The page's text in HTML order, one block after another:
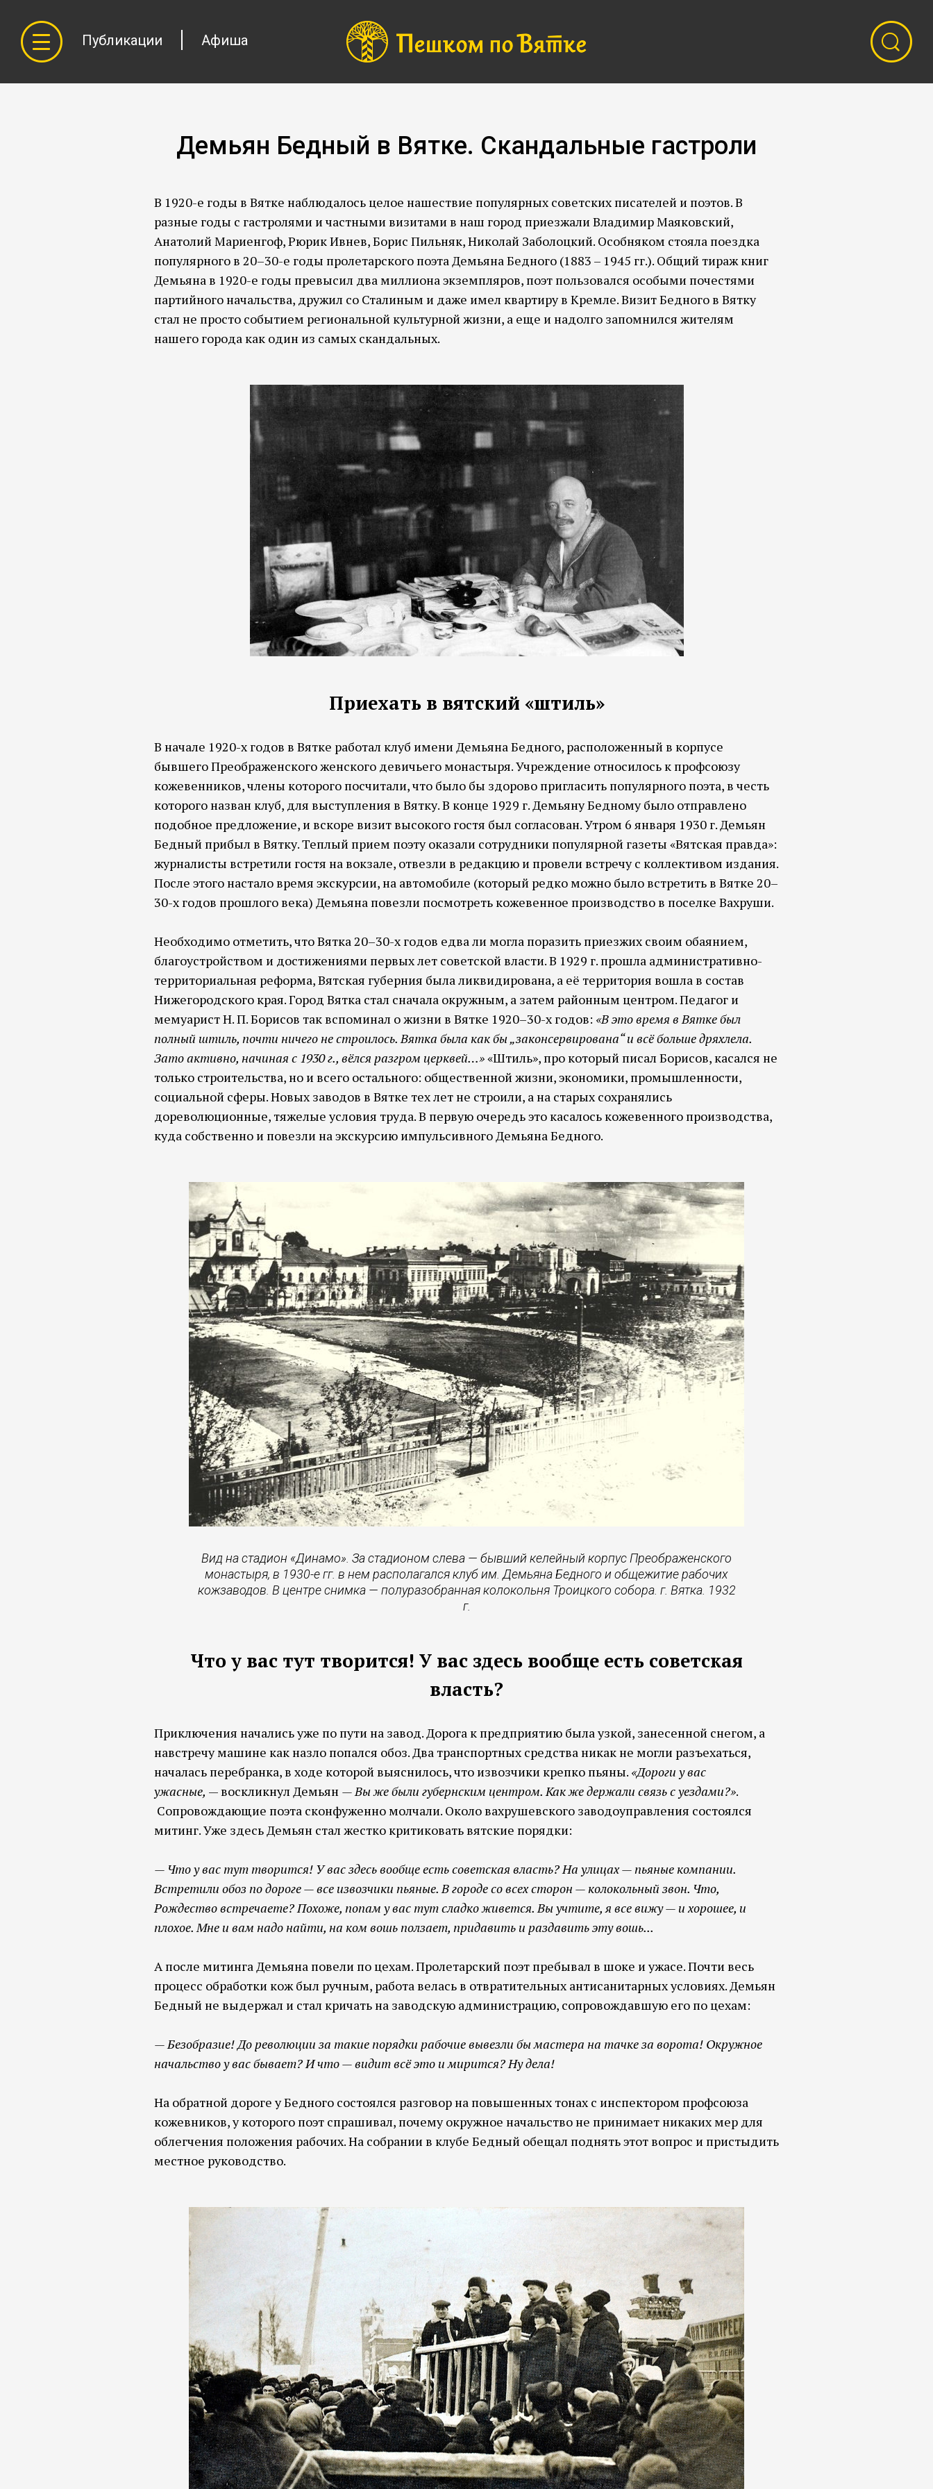
Публикации Афиша
Демьян Бедный в Вятке. Скандальные гастроли
В 1920-е годы в Вятке наблюдалось целое нашествие популярных советских писателей и поэтов. В
разные годы с гастролями и частными визитами в наш город приезжали Владимир Маяковский,
Анатолий Мариенгоф, Рюрик Ивнев, Борис Пильняк, Николай Заболоцкий. Особняком стояла поездка
популярного в 20–30-е годы пролетарского поэта Демьяна Бедного (1883 – 1945 гг.). Общий тираж книг
Демьяна в 1920-е годы превысил два миллиона экземпляров, поэт пользовался особыми почестями
партийного начальства, дружил со Сталиным и даже имел квартиру в Кремле. Визит Бедного в Вятку
стал не просто событием региональной культурной жизни, а еще и надолго запомнился жителям
нашего города как один из самых скандальных.
Приехать в вятский «штиль»
В начале 1920-х годов в Вятке работал клуб имени Демьяна Бедного, расположенный в корпусе
бывшего Преображенского женского девичьего монастыря. Учреждение относилось к профсоюзу
кожевенников, члены которого посчитали, что было бы здорово пригласить популярного поэта, в честь
которого назван клуб, для выступления в Вятку. В конце 1929 г. Демьяну Бедному было отправлено
подобное предложение, и вскоре визит высокого гостя был согласован. Утром 6 января 1930 г. Демьян
Бедный прибыл в Вятку. Теплый прием поэту оказали сотрудники популярной газеты «Вятская правда»:
журналисты встретили гостя на вокзале, отвезли в редакцию и провели встречу с коллективом издания.
После этого настало время экскурсии, на автомобиле (который редко можно было встретить в Вятке 20–
30-х годов прошлого века) Демьяна повезли посмотреть кожевенное производство в поселке Вахруши.
Необходимо отметить, что Вятка 20–30-х годов едва ли могла поразить приезжих своим обаянием,
благоустройством и достижениями первых лет советской власти. В 1929 г. прошла административно-
территориальная реформа, Вятская губерния была ликвидирована, а её территория вошла в состав
Нижегородского края. Город Вятка стал сначала окружным, а затем районным центром. Педагог и
мемуарист Н. П. Борисов так вспоминал о жизни в Вятке 1920–30-х годов: «В это время в Вятке был
полный штиль, почти ничего не строилось. Вятка была как бы „законсервирована“ и всё больше дряхлела.
Зато активно, начиная с 1930 г., вёлся разгром церквей…»«Штиль», про который писал Борисов, касался не
только строительства, но и всего остального: общественной жизни, экономики, промышленности,
социальной сферы. Новых заводов в Вятке тех лет не строили, а на старых сохранялись
дореволюционные, тяжелые условия труда. В первую очередь это касалось кожевенного производства,
куда собственно и повезли на экскурсию импульсивного Демьяна Бедного.
Вид на стадион «Динамо». За стадионом слева — бывший келейный корпус Преображенского
монастыря, в 1930-е гг. в нем располагался клуб им. Демьяна Бедного и общежитие рабочих
кожзаводов. В центре снимка — полуразобранная колокольня Троицкого собора. г. Вятка. 1932
г.
Что у вас тут творится! У вас здесь вообще есть советская
власть?
Приключения начались уже по пути на завод. Дорога к предприятию была узкой, занесенной снегом, а
навстречу машине как назло попался обоз. Два транспортных средства никак не могли разъехаться,
началась перебранка, в ходе которой выяснилось, что извозчики крепко пьяны. «Дороги у вас
ужасные, — воскликнул Демьян — Вы же были губернским центром. Как же держали связь с уездами?».
Сопровождающие поэта сконфуженно молчали. Около вахрушевского заводоуправления состоялся
митинг. Уже здесь Демьян стал жестко критиковать вятские порядки:
— Что у вас тут творится! У вас здесь вообще есть советская власть? На улицах — пьяные компании.
Встретили обоз по дороге — все извозчики пьяные. В городе со всех сторон — колокольный звон. Что,
Рождество встречаете? Похоже, попам у вас тут сладко живется. Вы учтите, я все вижу — и хорошее, и
плохое. Мне и вам надо найти, на ком вошь ползает, придавить и раздавить эту вошь...
А после митинга Демьяна повели по цехам. Пролетарский поэт пребывал в шоке и ужасе. Почти весь
процесс обработки кож был ручным, работа велась в отвратительных антисанитарных условиях. Демьян
Бедный не выдержал и стал кричать на заводскую администрацию, сопровождавшую его по цехам:
—Безобразие! До революции за такие порядки рабочие вывезли бы мастера на тачке за ворота! Окружное
начальство у вас бывает? И что — видит всё это и мирится? Ну дела!
На обратной дороге у Бедного состоялся разговор на повышенных тонах с инспектором профсоюза
кожевников, у которого поэт спрашивал, почему окружное начальство не принимает никаких мер для
облегчения положения рабочих. На собрании в клубе Бедный обещал поднять этот вопрос и пристыдить
местное руководство.